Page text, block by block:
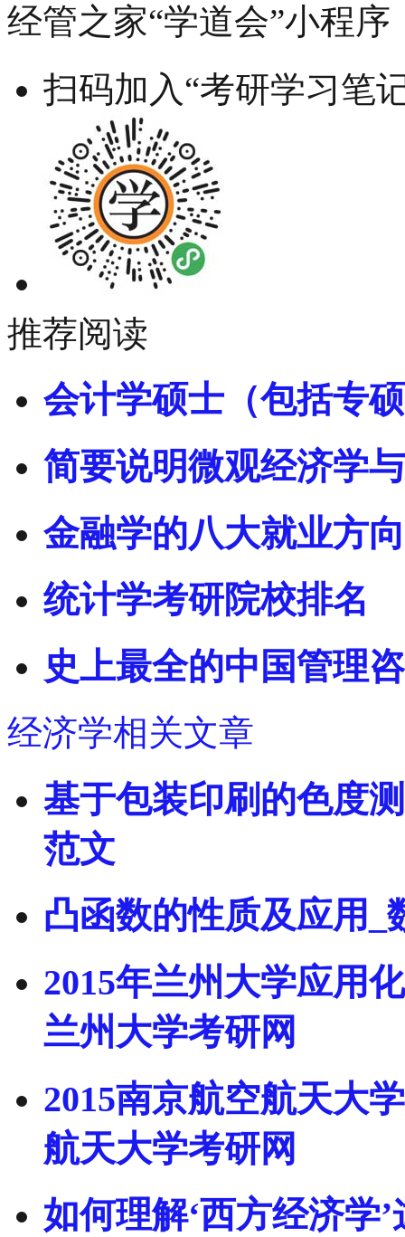
经管之家“学道会”小程序
扫码加入“考研学习笔
推荐阅读
会计学硕士（包括专
简要说明微观经济学
金融学的八大就业方
统计学考研院校排名
史上最全的中国管理
经济学相关文章
基于包装印刷的色度
范文
凸函数的性质及应用_
2015年兰州大学应用
兰州大学考研网
2015南京航空航天大
航天大学考研网
如何理解‘西方经济学